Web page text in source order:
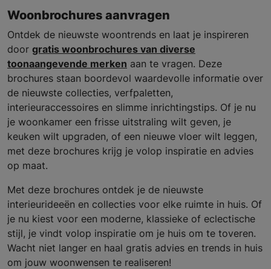
Woonbrochures aanvragen
Ontdek de nieuwste woontrends en laat je inspireren
door gratis woonbrochures van diverse
toonaangevende merken aan te vragen. Deze
brochures staan boordevol waardevolle informatie over
de nieuwste collecties, verfpaletten,
interieuraccessoires en slimme inrichtingstips. Of je nu
je woonkamer een frisse uitstraling wilt geven, je
keuken wilt upgraden, of een nieuwe vloer wilt leggen,
met deze brochures krijg je volop inspiratie en advies
op maat.
Met deze brochures ontdek je de nieuwste
interieurideeën en collecties voor elke ruimte in huis. Of
je nu kiest voor een moderne, klassieke of eclectische
stijl, je vindt volop inspiratie om je huis om te toveren.
Wacht niet langer en haal gratis advies en trends in huis
om jouw woonwensen te realiseren!